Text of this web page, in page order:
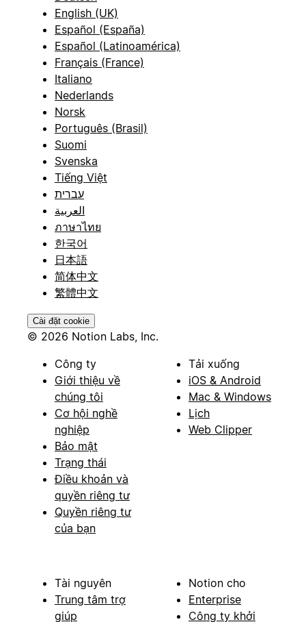
English (UK)
Español (España)
Español (Latinoamérica)
Français (France)
Italiano
Nederlands
Norsk
Português (Brasil)
Suomi
Svenska
Tiếng Việt
עברית
العربية
ภาษาไทย
한국어
日本語
简体中文
繁體中文
Cài đặt cookie
© 2026 Notion Labs, Inc.
Công ty
Giới thiệu về
chúng tôi
Cơ hội nghề
nghiệp
Bảo mật
Trạng thái
Điều khoản và
quyền riêng tư
Quyền riêng tư
của bạn
Tải xuống
iOS & Android
Mac & Windows
Lịch
Web Clipper
Tài nguyên
Trung tâm trợ
giúp
Notion cho
Enterprise
Công ty khởi